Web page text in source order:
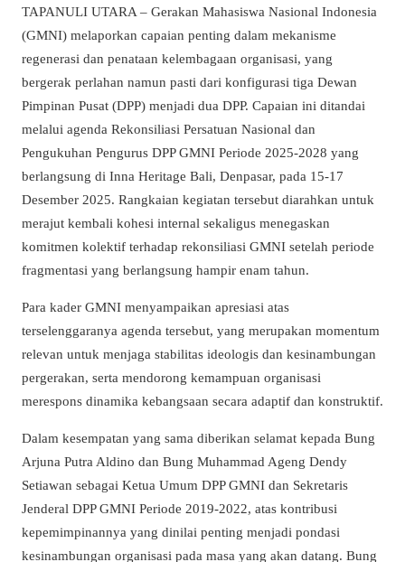
TAPANULI UTARA – Gerakan Mahasiswa Nasional Indonesia
(GMNI) melaporkan capaian penting dalam mekanisme
regenerasi dan penataan kelembagaan organisasi, yang
bergerak perlahan namun pasti dari konfigurasi tiga Dewan
Pimpinan Pusat (DPP) menjadi dua DPP. Capaian ini ditandai
melalui agenda Rekonsiliasi Persatuan Nasional dan
Pengukuhan Pengurus DPP GMNI Periode 2025-2028 yang
berlangsung di Inna Heritage Bali, Denpasar, pada 15-17
Desember 2025. Rangkaian kegiatan tersebut diarahkan untuk
merajut kembali kohesi internal sekaligus menegaskan
komitmen kolektif terhadap rekonsiliasi GMNI setelah periode
fragmentasi yang berlangsung hampir enam tahun.
Para kader GMNI menyampaikan apresiasi atas
terselenggaranya agenda tersebut, yang merupakan momentum
relevan untuk menjaga stabilitas ideologis dan kesinambungan
pergerakan, serta mendorong kemampuan organisasi
merespons dinamika kebangsaan secara adaptif dan konstruktif.
Dalam kesempatan yang sama diberikan selamat kepada Bung
Arjuna Putra Aldino dan Bung Muhammad Ageng Dendy
Setiawan sebagai Ketua Umum DPP GMNI dan Sekretaris
Jenderal DPP GMNI Periode 2019-2022, atas kontribusi
kepemimpinannya yang dinilai penting menjadi pondasi
kesinambungan organisasi pada masa yang akan datang. Bung